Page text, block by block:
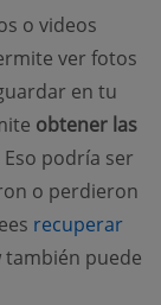
o videos
ver fotos
en tu
obtener las
Eso podría ser
o perdieron
recuperar
window)
también puede